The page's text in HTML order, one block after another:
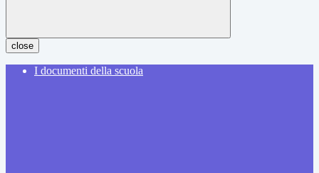
close
I documenti della scuola